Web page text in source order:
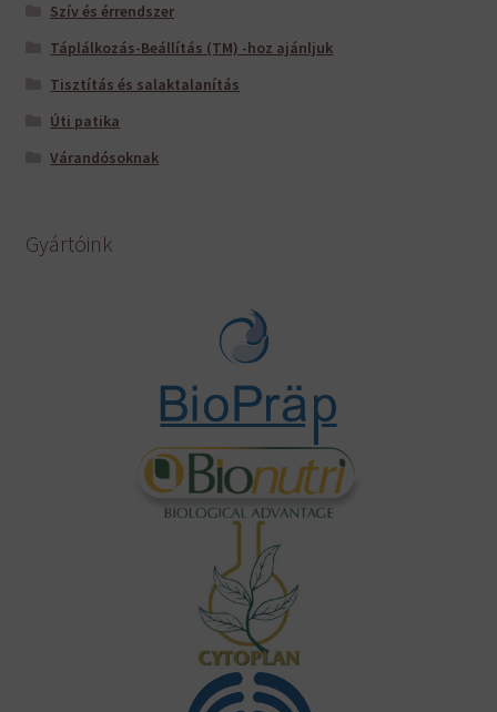
Szív és érrendszer
Táplálkozás-Beállítás (TM) -hoz ajánljuk
Tisztítás és salaktalanítás
Úti patika
Várandósoknak
Gyártóink